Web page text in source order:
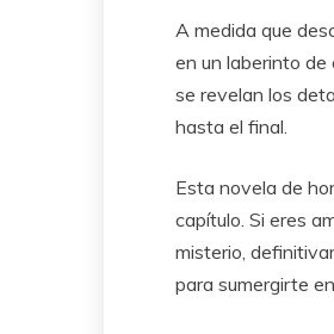
A medida que
en un laberinto de
se revelan los
hasta el final.
Esta novela de
capítulo. Si eres
misterio,
para sumergirte